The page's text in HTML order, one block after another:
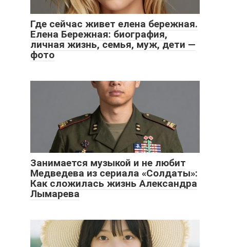
Где сейчас живет елена бережная.
Елена Бережная: биография,
личная жизнь, семья, муж, дети —
фото
Занимается музыкой и не любит
Медведева из сериала «Солдаты»:
Как сложилась жизнь Александра
Лымарева